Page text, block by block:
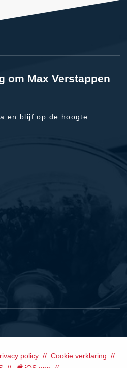
om Max Verstappen
en blijf op de hoogte.
policy
Cookie verklaring